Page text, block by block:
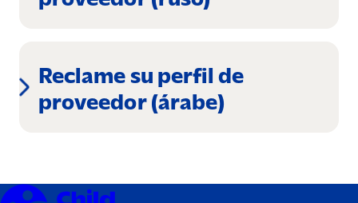
Reclame su perfil de
proveedor (árabe)